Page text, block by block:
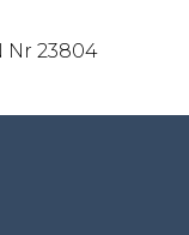
Nr 23804